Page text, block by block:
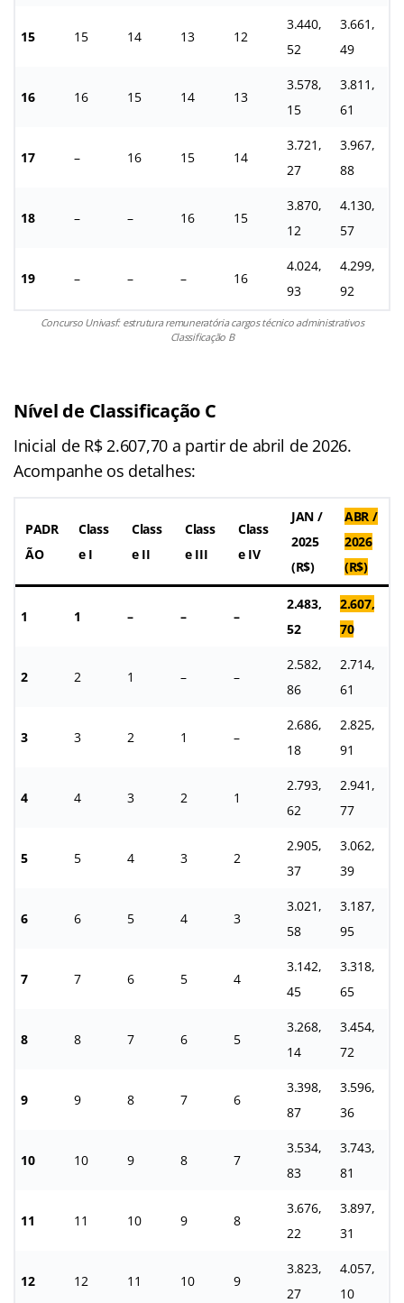
15 15 14 13 12
3.440,
52
3.661,
49
16 16 15 14 13
3.578,
15
3.811,
61
17 – 16 15 14
3.721,
27
3.967,
88
18 – – 16 15
3.870,
12
4.130,
57
19 – – – 16
4.024,
93
4.299,
92
Concurso Univasf: estrutura remuneratória cargos técnico administrativos
Classificação B
Nível de Classificação C
Inicial de R$ 2.607,70 a partir de abril de 2026.
Acompanhe os detalhes:
PADR
ÃO
Class
e I
Class
e II
Class
e III
Class
e IV
JAN /
2025
(R$)
ABR /
2026
(R$)
1 1 – – –
2.483,
52
2.607,
70
2 2 1 – –
2.582,
86
2.714,
61
3 3 2 1 –
2.686,
18
2.825,
91
4 4 3 2 1
2.793,
62
2.941,
77
5 5 4 3 2
2.905,
37
3.062,
39
6 6 5 4 3
3.021,
58
3.187,
95
7 7 6 5 4
3.142,
45
3.318,
65
8 8 7 6 5
3.268,
14
3.454,
72
9 9 8 7 6
3.398,
87
3.596,
36
10 10 9 8 7
3.534,
83
3.743,
81
11 11 10 9 8
3.676,
22
3.897,
31
12 12 11 10 9
3.823,
27
4.057,
10